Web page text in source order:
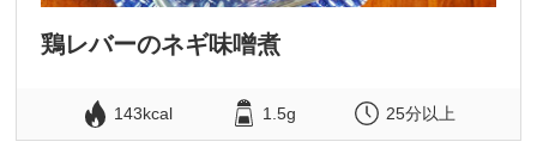
鶏レバーのネギ味噌煮
143kcal 1.5g 25分以上